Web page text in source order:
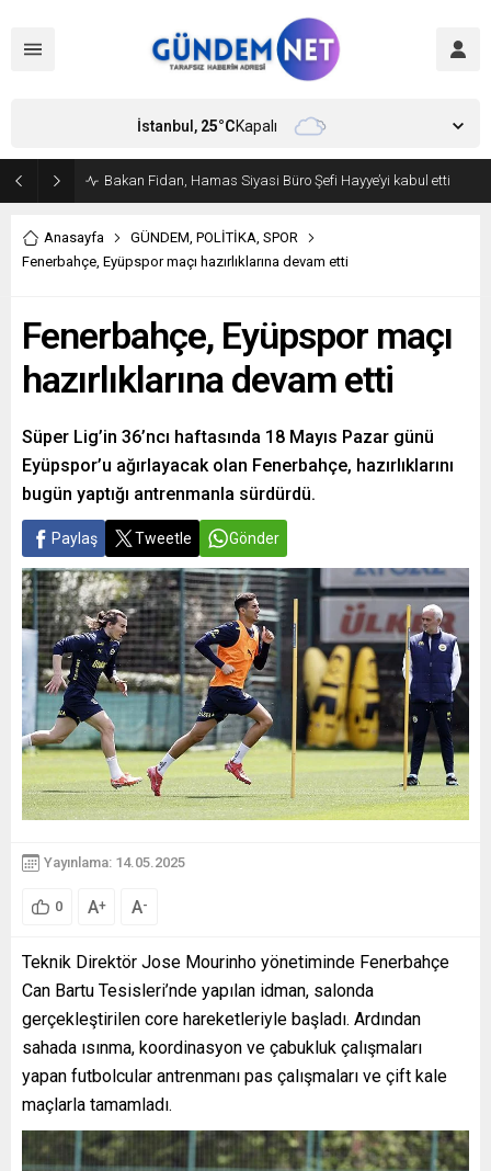
Bakan Fidan, Hamas Siyasi Büro Şefi Hayye’yi kabul etti
İstanbul, 25°CKapalı
Anasayfa GÜNDEM, POLİTİKA, SPOR
Fenerbahçe, Eyüpspor maçı hazırlıklarına devam etti
Fenerbahçe, Eyüpspor maçı
hazırlıklarına devam etti
Süper Lig’in 36’ncı haftasında 18 Mayıs Pazar günü
Eyüpspor’u ağırlayacak olan Fenerbahçe, hazırlıklarını
bugün yaptığı antrenmanla sürdürdü.
Paylaş Tweetle Gönder
Yayınlama: 14.05.2025
0 A+ A-
Teknik Direktör Jose Mourinho yönetiminde Fenerbahçe
Can Bartu Tesisleri’nde yapılan idman, salonda
gerçekleştirilen core hareketleriyle başladı. Ardından
sahada ısınma, koordinasyon ve çabukluk çalışmaları
yapan futbolcular antrenmanı pas çalışmaları ve çift kale
maçlarla tamamladı.